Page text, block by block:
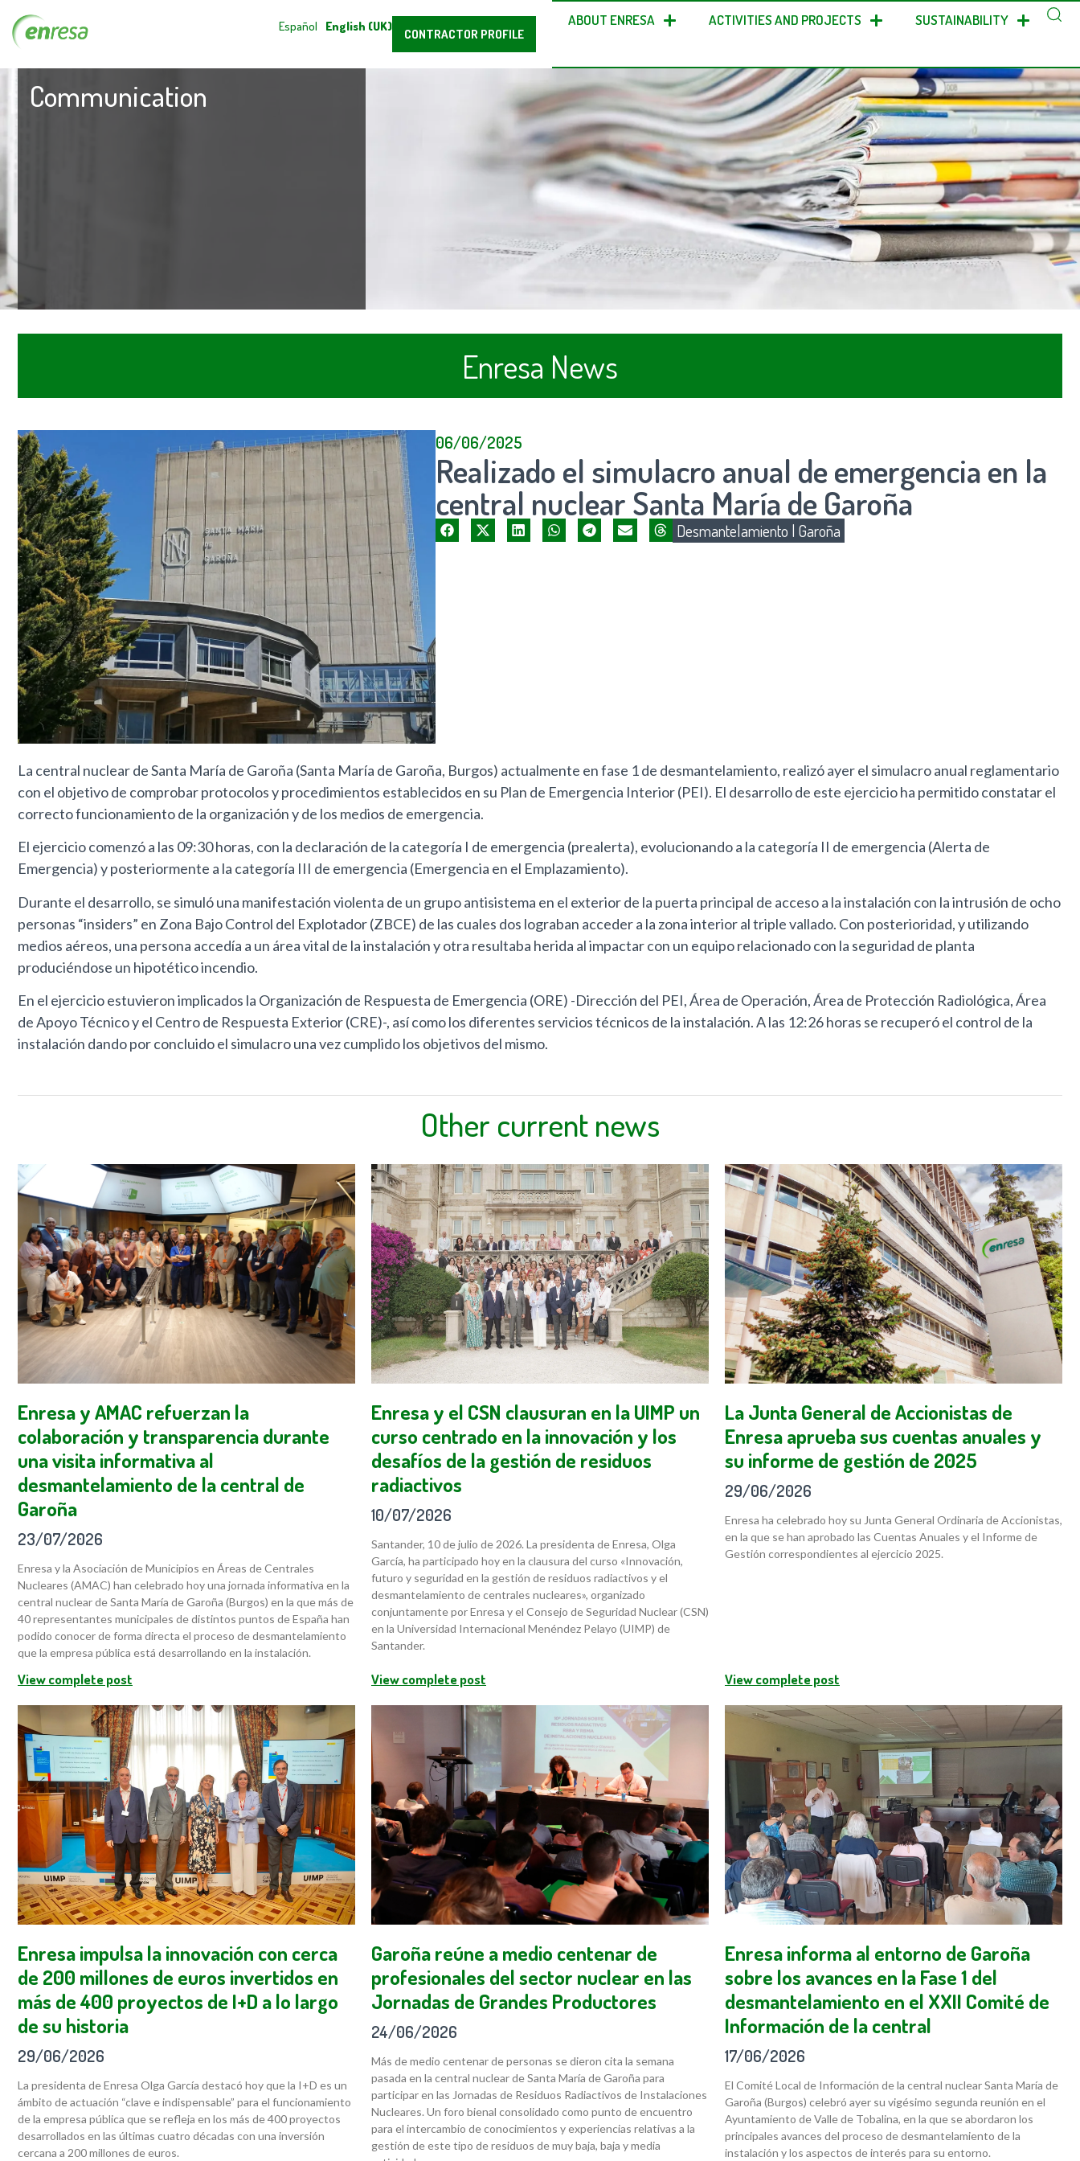
CONTRACTOR PROFILE
Español English (UK) ABOUT ENRESA ACTIVITIES AND PROJECTS SUSTAINABILITY
Communication
Enresa News
06/06/2025
Realizado el simulacro anual de emergencia en la
central nuclear Santa María de Garoña
Desmantelamiento | Garoña
La central nuclear de Santa María de Garoña (Santa María de Garoña, Burgos) actualmente en fase 1 de desmantelamiento, realizó ayer el simulacro anual reglamentario
con el objetivo de comprobar protocolos y procedimientos establecidos en su Plan de Emergencia Interior (PEI). El desarrollo de este ejercicio ha permitido constatar el
correcto funcionamiento de la organización y de los medios de emergencia.
El ejercicio comenzó a las 09:30 horas, con la declaración de la categoría I de emergencia (prealerta), evolucionando a la categoría II de emergencia (Alerta de
Emergencia) y posteriormente a la categoría III de emergencia (Emergencia en el Emplazamiento).
Durante el desarrollo, se simuló una manifestación violenta de un grupo antisistema en el exterior de la puerta principal de acceso a la instalación con la intrusión de ocho
personas “insiders” en Zona Bajo Control del Explotador (ZBCE) de las cuales dos lograban acceder a la zona interior al triple vallado. Con posterioridad, y utilizando
medios aéreos, una persona accedía a un área vital de la instalación y otra resultaba herida al impactar con un equipo relacionado con la seguridad de planta
produciéndose un hipotético incendio.
En el ejercicio estuvieron implicados la Organización de Respuesta de Emergencia (ORE) -Dirección del PEI, Área de Operación, Área de Protección Radiológica, Área
de Apoyo Técnico y el Centro de Respuesta Exterior (CRE)-, así como los diferentes servicios técnicos de la instalación. A las 12:26 horas se recuperó el control de la
instalación dando por concluido el simulacro una vez cumplido los objetivos del mismo.
Other current news
Enresa y AMAC refuerzan la
colaboración y transparencia durante
una visita informativa al
desmantelamiento de la central de
Garoña
23/07/2026
Enresa y la Asociación de Municipios en Áreas de Centrales
Nucleares (AMAC) han celebrado hoy una jornada informativa en la
central nuclear de Santa María de Garoña (Burgos) en la que más de
40 representantes municipales de distintos puntos de España han
podido conocer de forma directa el proceso de desmantelamiento
que la empresa pública está desarrollando en la instalación.
View complete post
Enresa y el CSN clausuran en la UIMP un
curso centrado en la innovación y los
desafíos de la gestión de residuos
radiactivos
10/07/2026
Santander, 10 de julio de 2026. La presidenta de Enresa, Olga
García, ha participado hoy en la clausura del curso «Innovación,
futuro y seguridad en la gestión de residuos radiactivos y el
desmantelamiento de centrales nucleares», organizado
conjuntamente por Enresa y el Consejo de Seguridad Nuclear (CSN)
en la Universidad Internacional Menéndez Pelayo (UIMP) de
Santander.
View complete post
La Junta General de Accionistas de
Enresa aprueba sus cuentas anuales y
su informe de gestión de 2025
29/06/2026
Enresa ha celebrado hoy su Junta General Ordinaria de Accionistas,
en la que se han aprobado las Cuentas Anuales y el Informe de
Gestión correspondientes al ejercicio 2025.
View complete post
Enresa impulsa la innovación con cerca
de 200 millones de euros invertidos en
más de 400 proyectos de I+D a lo largo
de su historia
29/06/2026
La presidenta de Enresa Olga García destacó hoy que la I+D es un
ámbito de actuación “clave e indispensable” para el funcionamiento
de la empresa pública que se refleja en los más de 400 proyectos
desarrollados en las últimas cuatro décadas con una inversión
cercana a 200 millones de euros.
Garoña reúne a medio centenar de
profesionales del sector nuclear en las
Jornadas de Grandes Productores
24/06/2026
Más de medio centenar de personas se dieron cita la semana
pasada en la central nuclear de Santa María de Garoña para
participar en las Jornadas de Residuos Radiactivos de Instalaciones
Nucleares. Un foro bienal consolidado como punto de encuentro
para el intercambio de conocimientos y experiencias relativas a la
gestión de este tipo de residuos de muy baja, baja y media
Enresa informa al entorno de Garoña
sobre los avances en la Fase 1 del
desmantelamiento en el XXII Comité de
Información de la central
17/06/2026
El Comité Local de Información de la central nuclear Santa María de
Garoña (Burgos) celebró ayer su vigésimo segunda reunión en el
Ayuntamiento de Valle de Tobalina, en la que se abordaron los
principales avances del proceso de desmantelamiento de la
instalación y los aspectos de interés para su entorno.